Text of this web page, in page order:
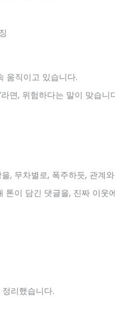
움직이고 있습니다.
면, 위험하다는 말이 맞습니
, 무차별로, 폭주하듯, 관계
톤이 담긴 댓글을, 진짜 이
리했습니다.